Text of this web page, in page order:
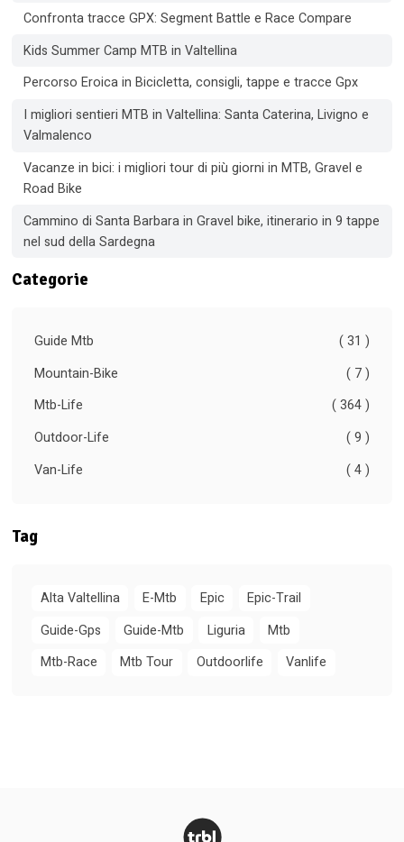
Confronta tracce GPX: Segment Battle e Race Compare
Kids Summer Camp MTB in Valtellina
Percorso Eroica in Bicicletta, consigli, tappe e tracce Gpx
I migliori sentieri MTB in Valtellina: Santa Caterina, Livigno e
Valmalenco
Vacanze in bici: i migliori tour di più giorni in MTB, Gravel e
Road Bike
Cammino di Santa Barbara in Gravel bike, itinerario in 9 tappe
nel sud della Sardegna
Categorie
Guide Mtb
( 31 )
Mountain-Bike
( 7 )
Mtb-Life
( 364 )
Outdoor-Life
( 9 )
Van-Life
( 4 )
Tag
Alta Valtellina E-Mtb Epic
Epic-Trail
Guide-Gps
Guide-Mtb Liguria
Mtb
Mtb-Race
Mtb Tour Outdoorlife Vanlife